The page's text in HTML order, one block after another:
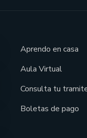
Aprendo en casa
Aula Virtual
Consulta tu
Boletas de pago